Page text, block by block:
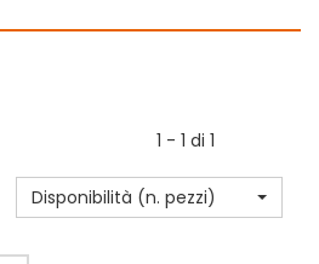
1 - 1 di 1
Disponibilità (n. pezzi)